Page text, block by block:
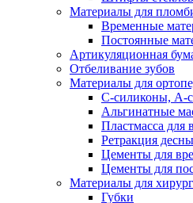
Материалы для
Временные
Постоянные
Артикуляционная
Отбеливание зубов
Материалы для
C-силиконы, А-
Альгинатные
Пластмасса для
Ретракция десны
Цементы для
Цементы для
Материалы для
Губки